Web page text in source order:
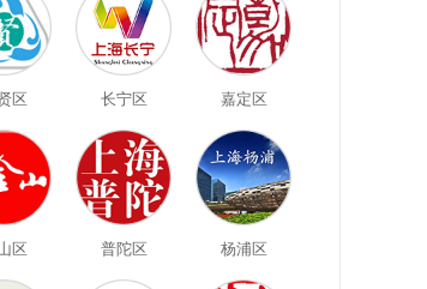
区 长宁区 嘉定区
区 普陀区 杨浦区